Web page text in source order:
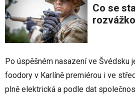
Co se stane, když sestřelíte
Po úspěšném nasazení ve Švédsku
foodory v Karlíně premiérou i ve
plně elektrická a podle dat